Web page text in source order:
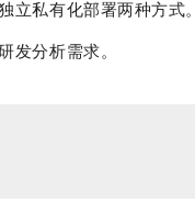
立私有化部署两种方式。
发分析需求。